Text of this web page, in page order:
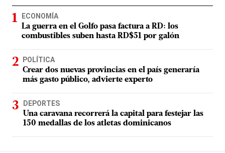
ECONOMÍA
La guerra en el Golfo pasa factura a RD: los
combustibles suben hasta RD$51 por galón
POLÍTICA
Crear dos nuevas provincias en el país generaría
más gasto público, advierte experto
DEPORTES
Una caravana recorrerá la capital para festejar las
150 medallas de los atletas dominicanos